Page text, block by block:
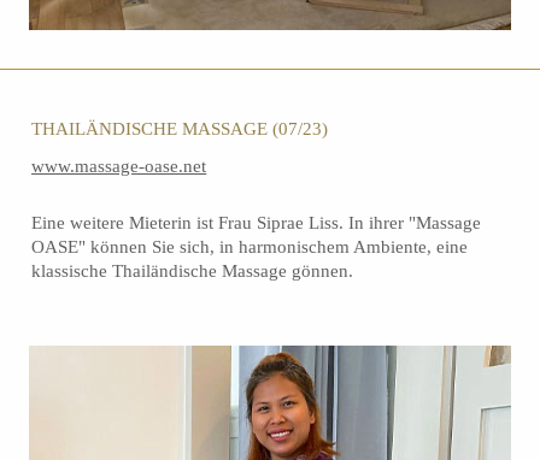
THAILÄNDISCHE MASSAGE (07/23)
www.massage-oase.net
Eine weitere Mieterin ist Frau Siprae Liss. In ihrer "Massage
OASE" können Sie sich, in harmonischem Ambiente, eine
klassische Thailändische Massage gönnen.